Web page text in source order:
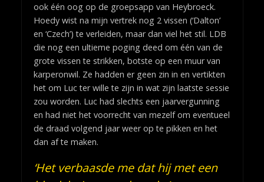
ook één oog op de groepsapp van Heybroeck.
Hoedy wist na mijn vertrek nog 2 vissen (‘Dalton’
en ‘Czech’) te verleiden, maar dan viel het stil. LDB
die nog een ultieme poging deed om één van de
grote vissen te strikken, botste op een muur van
karperonwil. Ze hadden er geen zin in en vertikten
het om Luc ter wille te zijn in wat zijn laatste sessie
zou worden. Luc had slechts een jaarvergunning
en had niet het voorrecht van mezelf om eventueel
de draad volgend jaar weer op te pikken en het
dan af te maken.
‘Het verbaasde me dat hij met een